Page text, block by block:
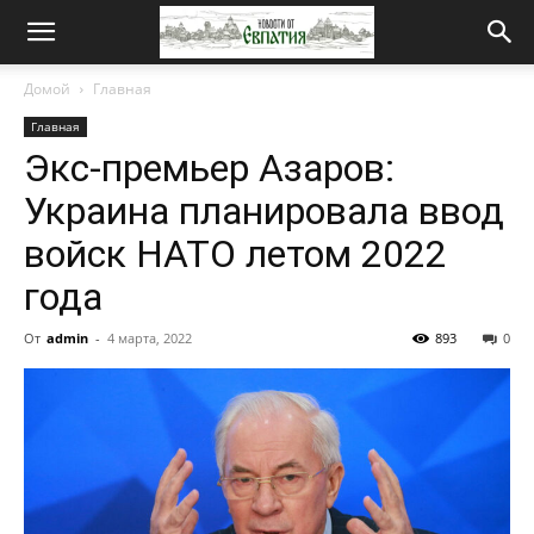
Новости
Евпатия
Домой Главная
Главная
Экс-премьер Азаров:
Украина планировала ввод
войск НАТО летом 2022
года
От admin - 4 марта, 2022 0
893